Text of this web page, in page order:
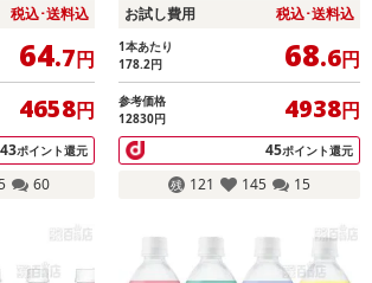
税込･送料込
64.7円
4658円
43ポイント還元
60
お試し費用 税込･送料込
1本あたり
178.2円 68.6円
参考価格
12830円
4938円
45ポイント還元
121 145 15